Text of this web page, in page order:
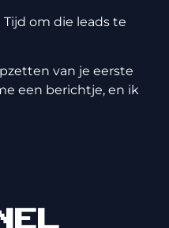
om die leads te
van je eerste
een berichtje, en ik